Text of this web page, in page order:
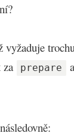
vyžaduje
za prepare